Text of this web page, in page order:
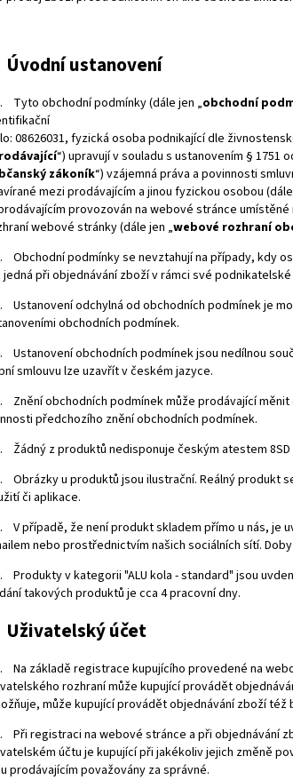
Úvodní ustanovení
Tyto obchodní podmínky (dále jen „obchodní
08626031, fyzická osoba podnikající dle
“) upravují v souladu s ustanovením § 1751
zákoník“) vzájemná práva a povinnosti
mezi prodávajícím a jinou fyzickou osobou
provozován na webové stránce
webové stránky (dále jen „webové rozhraní
Obchodní podmínky se nevztahují na případy, kdy
jedná při objednávání zboží v rámci své
Ustanovení odchylná od obchodních podmínek je
obchodních podmínek.
Ustanovení obchodních podmínek jsou nedílnou
smlouvu lze uzavřít v českém jazyce.
Znění obchodních podmínek může prodávající
předchozího znění obchodních podmínek.
Žádný z produktů nedisponuje českým atestem
Obrázky u produktů jsou ilustrační. Reálný produkt
či aplikace.
V případě, že není produkt skladem přímo u nás, je
nebo prostřednictvím našich sociálních sítí.
Produkty v kategorii "ALU kola - standard" jsou
takových produktů je cca 4 pracovní dny.
Uživatelský účet
Na základě registrace kupujícího provedené na
rozhraní může kupující provádět
může kupující provádět objednávání zboží
Při registraci na webové stránce a při objednávání
účtu je kupující při jakékoliv jejich změně
prodávajícím považovány za správné.